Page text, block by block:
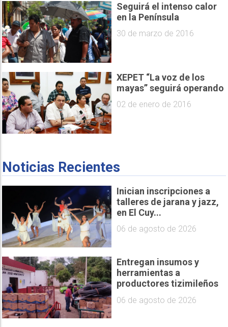
Seguirá el intenso calor
en la Península
30 de marzo de 2016
XEPET “La voz de los
mayas” seguirá operando
02 de enero de 2016
Noticias Recientes
Inician inscripciones a
talleres de jarana y jazz,
en El Cuy...
06 de agosto de 2026
Entregan insumos y
herramientas a
productores tizimileños
06 de agosto de 2026